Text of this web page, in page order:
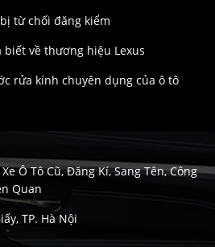
từ chối đăng kiểm
về thương hiệu Lexus
rửa kính chuyên dụng của ô tô
Ô Tô Cũ, Đăng Kí, Sang Tên, Công
Quan
TP. Hà Nội